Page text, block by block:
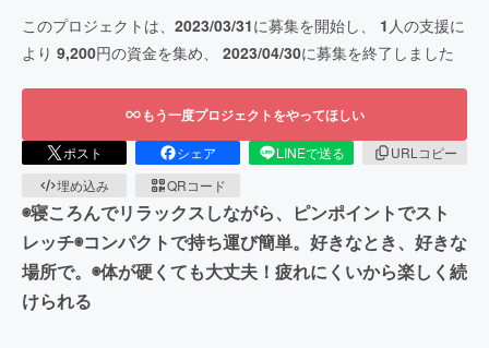
このプロジェクトは、 2023/03/31に募集を開始し、 1 人の支援に
より 9,200円の資金を集め、 2023/04/30に募集を終了しました
もう一度プロジェクトをやってほしい
ポスト シェア LINEで送る
URLコピー
埋め込み
QRコード
◉寝ころんでリラックスしながら、ピンポイントでスト
レッチ◉コンパクトで持ち運び簡単。好きなとき、好きな
場所で。◉体が硬くても大丈夫！疲れにくいから楽しく続
けられる